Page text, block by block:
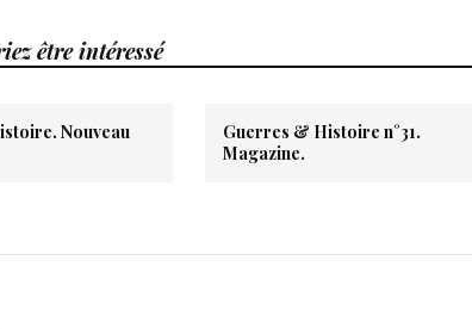
être intéressé
Nouveau
Guerres & Histoire n°31.
Magazine.